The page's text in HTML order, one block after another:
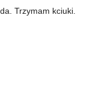
Trzymam kciuki.